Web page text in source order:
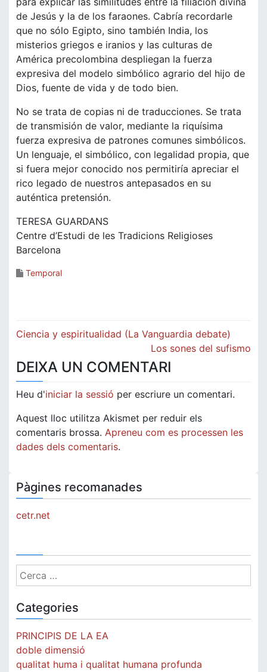
de Jesús y la de los faraones. Cabría recordarle
que no sólo Egipto, sino también India, los
misterios griegos e iranios y las culturas de
América precolombina despliegan la fuerza
expresiva del modelo simbólico agrario del hijo de
Dios, fuente de vida y de todo bien.
No se trata de copias ni de traducciones. Se trata
de transmisión de valor, mediante la riquísima
fuerza expresiva de patrones comunes simbólicos.
Un lenguaje, el simbólico, con legalidad propia, que
si fuera mejor conocido nos permitiría apreciar el
rico legado de nuestros antepasados en su
auténtica pretensión.
TERESA GUARDANS
Centre d’Estudi de les Tradicions Religioses
Barcelona
Temporal
Navegació
Ciencia y espiritualidad (La Vanguardia debate)
Los sones del sufismo
DEIXA UN COMENTARI
Heu d'iniciar la sessió per escriure un comentari.
Aquest lloc utilitza Akismet per reduir els
comentaris brossa. Apreneu com es processen les
dades dels comentaris.
Pàgines recomanades
cetr.net
Cerca:
Categories
PRINCIPIS DE LA EA
doble dimensió
qualitat huma i qualitat humana profunda